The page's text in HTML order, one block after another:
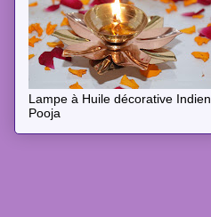
Lampe à Huile décorative Indien
Pooja